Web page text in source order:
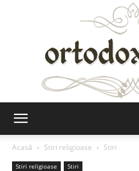
Acasă
Stiri religioase Stiri
Stiri religioase Stiri